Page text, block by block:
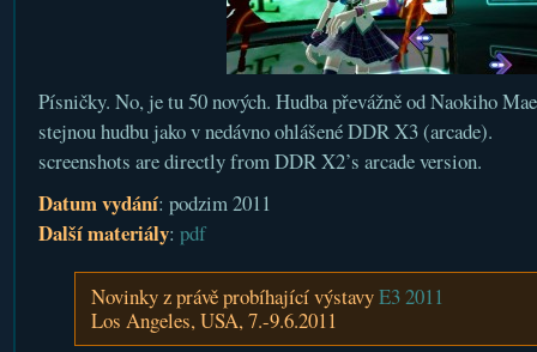
Písničky. No, je tu 50 nových. Hudba převážně od Naokiho
stejnou hudbu jako v nedávno ohlášené DDR X3 (arcade).
screenshots are directly from DDR X2’s arcade version.
Datum vydání: podzim 2011
Další materiály: pdf
Novinky z právě probíhající výstavyE3 2011
Los Angeles, USA, 7.-9.6.2011